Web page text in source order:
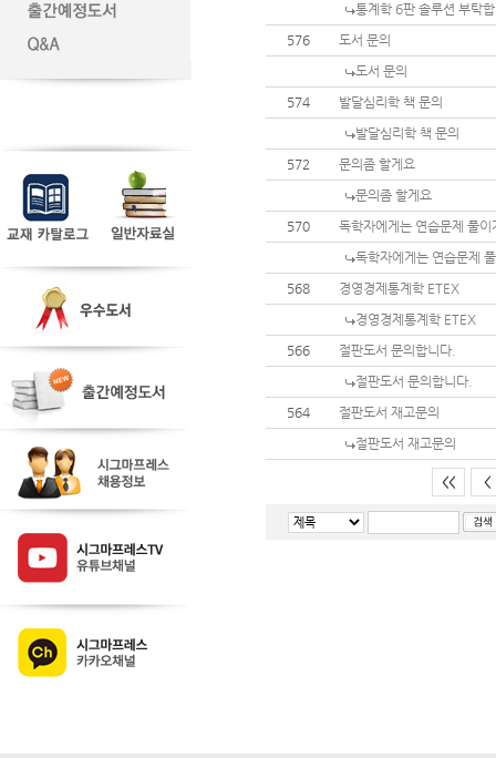
통계학 6판 솔루션 부탁
576
도서 문의
도서 문의
574
발달심리학 책 문의
발달심리학 책 문의
572
문의좀 할게요
문의좀 할게요
570
독학자에게는 연습문제 풀
독학자에게는 연습문제
568
경영경제통계학 ETEX
경영경제통계학 ETEX
566
절판도서 문의합니다.
절판도서 문의합니다.
564
절판도서 재고문의
절판도서 재고문의
<< <